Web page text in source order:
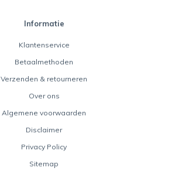
Informatie
Klantenservice
Betaalmethoden
Verzenden & retourneren
Over ons
Algemene voorwaarden
Disclaimer
Privacy Policy
Sitemap